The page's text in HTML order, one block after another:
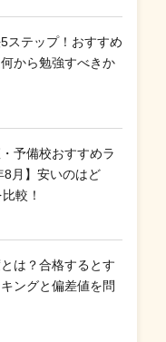
ステップ！おすすめ
から勉強すべきか
予備校おすすめラ
8月】安いのはど
較！
は？合格するとす
ングと偏差値を問